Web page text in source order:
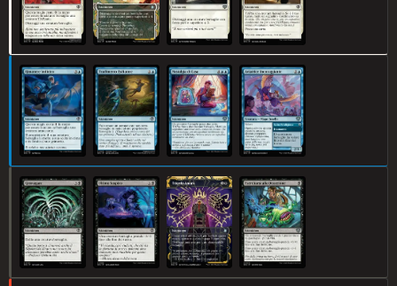
Rimanere Indietro Tradimento EsiliatoreNostalgia di Casa Aviatrice Incoraggiante
Girovagare Ultimo Sospiro Trionfo Amaro Esercitarsi alla Dissezione